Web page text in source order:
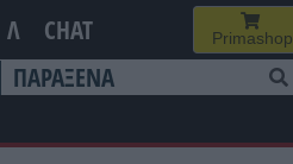
Λ CHAT Primashop
ΠΑΡΑΞΕΝΑ